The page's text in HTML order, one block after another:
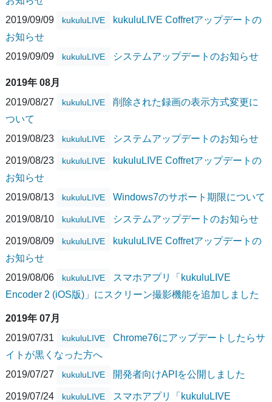
2019/09/09
kukuluLIVE
kukuluLIVE Coffretアップデートの
お知らせ
2019/09/09
kukuluLIVE システムアップデートのお知らせ
2019年 08月
2019/08/27
kukuluLIVE
削除された録画の表示方式変更に
ついて
2019/08/23
kukuluLIVE システムアップデートのお知らせ
2019/08/23 kukuluLIVE
kukuluLIVE Coffretアップデートの
お知らせ
2019/08/13
kukuluLIVE Windows7のサポート期限について
2019/08/10 kukuluLIVE システムアップデートのお知らせ
2019/08/09 kukuluLIVE
kukuluLIVE Coffretアップデートの
お知らせ
2019/08/06
kukuluLIVE
スマホアプリ「kukuluLIVE
Encoder 2 (iOS版)」にスクリーン撮影機能を追加しました
2019年 07月
2019/07/31
kukuluLIVE
Chrome76にアップデートしたらサ
イトが黒くなった方へ
2019/07/27
kukuluLIVE 開発者向けAPIを公開しました
2019/07/24 kukuluLIVE
スマホアプリ「kukuluLIVE